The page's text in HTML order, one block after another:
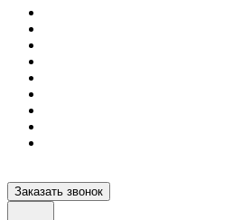
Заказать звонок